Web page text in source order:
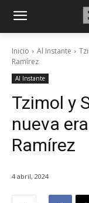
Inicio Al Instante
Ramírez
Al Instante
Tzimol y
nueva
Ramírez
4 abril, 2024